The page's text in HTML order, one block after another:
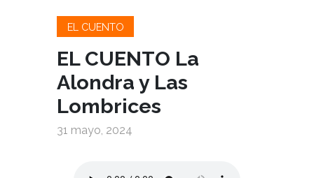
EL CUENTO
EL CUENTO La
Alondra y Las
Lombrices
31 mayo, 2024